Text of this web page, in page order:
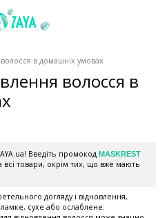
в домашніх умовах
волосся в
Введіть промокод MASKREST
всі товари, окрім тих, що вже мають
догляду і відновлення,
сухе або ослаблене.